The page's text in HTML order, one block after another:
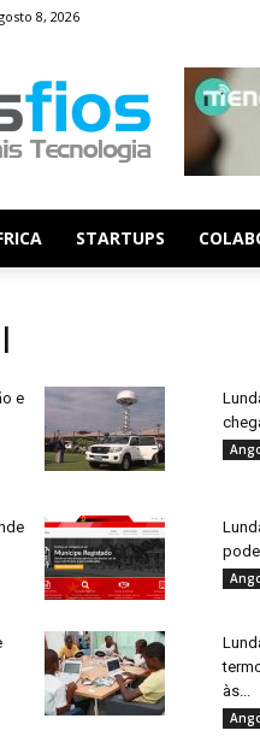
8, 2026
STARTUPS
e
às...